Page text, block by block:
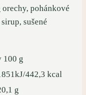
orechy, pohánkové
sušené
100 g
442,3 kcal
g